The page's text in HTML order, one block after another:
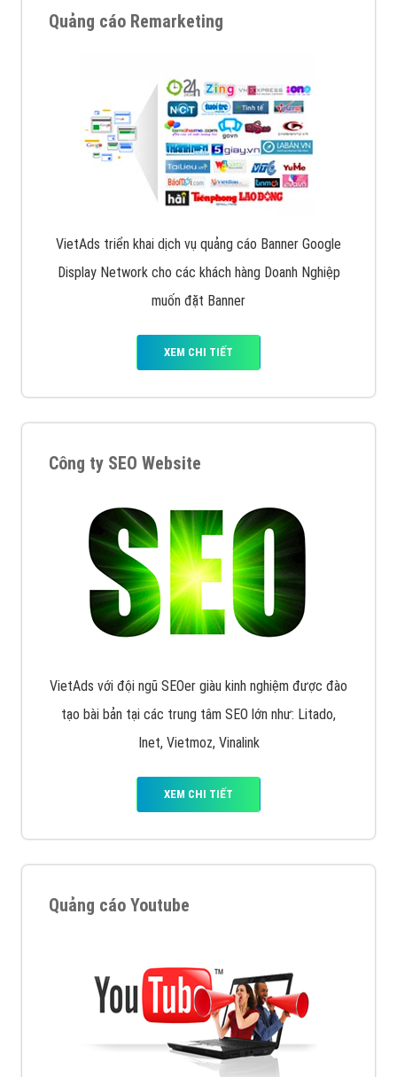
Quảng cáo Remarketing
VietAds triển khai dịch vụ quảng cáo Banner Google
Display Network cho các khách hàng Doanh Nghiệp
muốn đặt Banner
XEM CHI TIẾT
Công ty SEO Website
VietAds với đội ngũ SEOer giàu kinh nghiệm được đào
tạo bài bản tại các trung tâm SEO lớn như: Litado,
Inet, Vietmoz, Vinalink
XEM CHI TIẾT
Quảng cáo Youtube